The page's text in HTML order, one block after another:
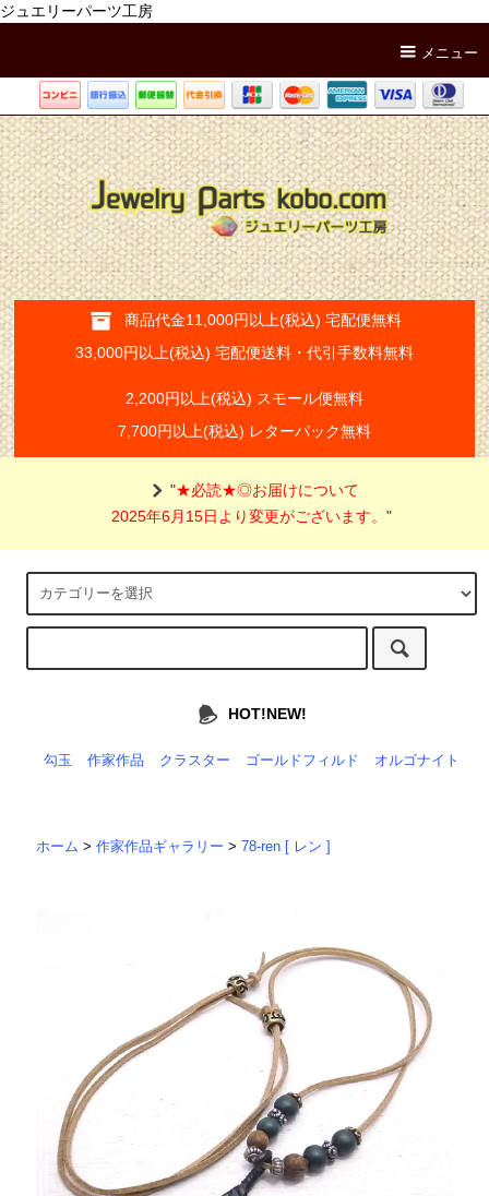
ジュエリーパーツ工房
メニュー
商品代金11,000円以上(税込) 宅配便無料
33,000円以上(税込) 宅配便送料・代引手数料無料
2,200円以上(税込) スモール便無料
7,700円以上(税込) レターパック無料
"★必読★◎お届けについて
2025年6月15日より変更がございます。"
HOT!NEW!
勾玉 作家作品 クラスター ゴールドフィルド オルゴナイト
ホーム >作家作品ギャラリー >78-ren [ レン ]